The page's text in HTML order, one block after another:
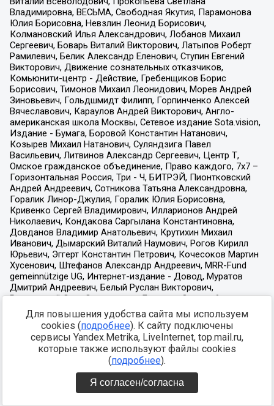
Для повышения удобства сайта мы используем
cookies (подробнее). К сайту подключены
сервисы Yandex.Metrika, LiveInternet, top.mail.ru,
которые также используют файлы cookies
(подробнее).
Я согласен/согласна